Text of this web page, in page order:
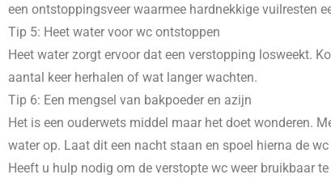
een ontstoppingsveer waarmee hardnekkige vuilresten
Tip 5: Heet water voor wc ontstoppen
Heet water zorgt ervoor dat een verstopping losweekt.
aantal keer herhalen of wat langer wachten.
Tip 6: Een mengsel van bakpoeder en azijn
Het is een ouderwets middel maar het doet wonderen.
water op. Laat dit een nacht staan en spoel hierna de wc
Heeft u hulp nodig om de verstopte wc weer bruikbaar